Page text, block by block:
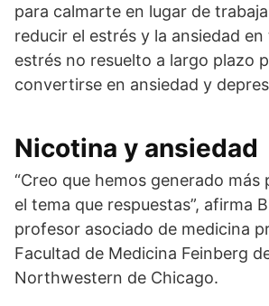
para calmarte en lugar de
reducir el estrés y la ansiedad en
estrés no resuelto a largo plazo
convertirse en ansiedad y
Nicotina y ansiedad
“Creo que hemos generado más
el tema que respuestas”, afirma
profesor asociado de medicina
Facultad de Medicina Feinberg
Northwestern de Chicago.